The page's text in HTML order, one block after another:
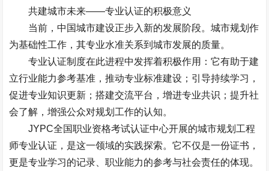
共建城市未来——专业认证的积极意义
当前，中国城市建设正步入新的发展阶段。城市规划作
为基础性工作，其专业水准关系到城市发展的质量。
专业认证制度在此进程中发挥着积极作用：它有助于建
立行业能力参考基准，推动专业标准建设；引导持续学习，
促进专业知识更新；搭建交流平台，增进专业共识；提升社
会了解，增强公众对规划工作的认知。
JYPC全国职业资格考试认证中心开展的城市规划工程
师专业认证，是这一领域的实践探索。它不仅是一份证书，
更是专业学习的记录、职业能力的参考与社会责任的体现。